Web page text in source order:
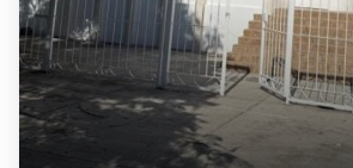
MODERNA ,GUADALAJARA